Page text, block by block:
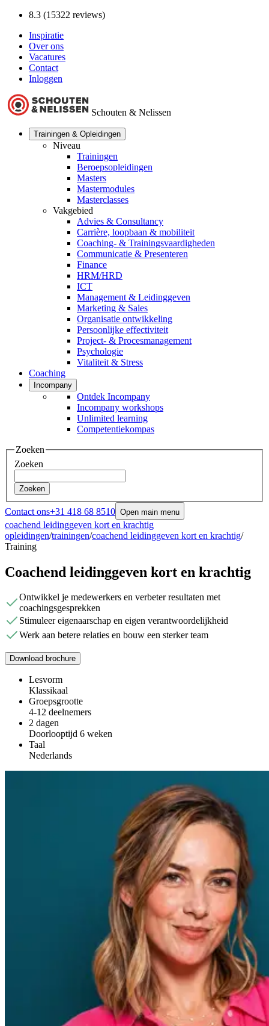
8.3 (15322 reviews)
Inspiratie
Over ons
Vacatures
Contact
Inloggen
Schouten & Nelissen
Trainingen & Opleidingen
Niveau
Trainingen
Beroepsopleidingen
Masters
Mastermodules
Masterclasses
Vakgebied
Advies & Consultancy
Carrière, loopbaan & mobiliteit
Coaching- & Trainingsvaardigheden
Communicatie & Presenteren
Finance
HRM/HRD
ICT
Management & Leidinggeven
Marketing & Sales
Organisatie ontwikkeling
Persoonlijke effectiviteit
Project- & Procesmanagement
Psychologie
Vitaliteit & Stress
Coaching
Incompany
Ontdek Incompany
Incompany workshops
Unlimited learning
Competentiekompas
Zoeken
Zoeken
Zoeken
Contact ons+31 418 68 8510 Open main menu
coachend leidinggeven kort en krachtig
opleidingen/trainingen/coachend leidinggeven kort en krachtig/
Training
Coachend leidinggeven kort en krachtig
Ontwikkel je medewerkers en verbeter resultaten met
coachingsgesprekken
Stimuleer eigenaarschap en eigen verantwoordelijkheid
Werk aan betere relaties en bouw een sterker team
Download brochure
Lesvorm
Klassikaal
Groepsgrootte
4-12 deelnemers
2 dagen
Doorlooptijd 6 weken
Taal
Nederlands